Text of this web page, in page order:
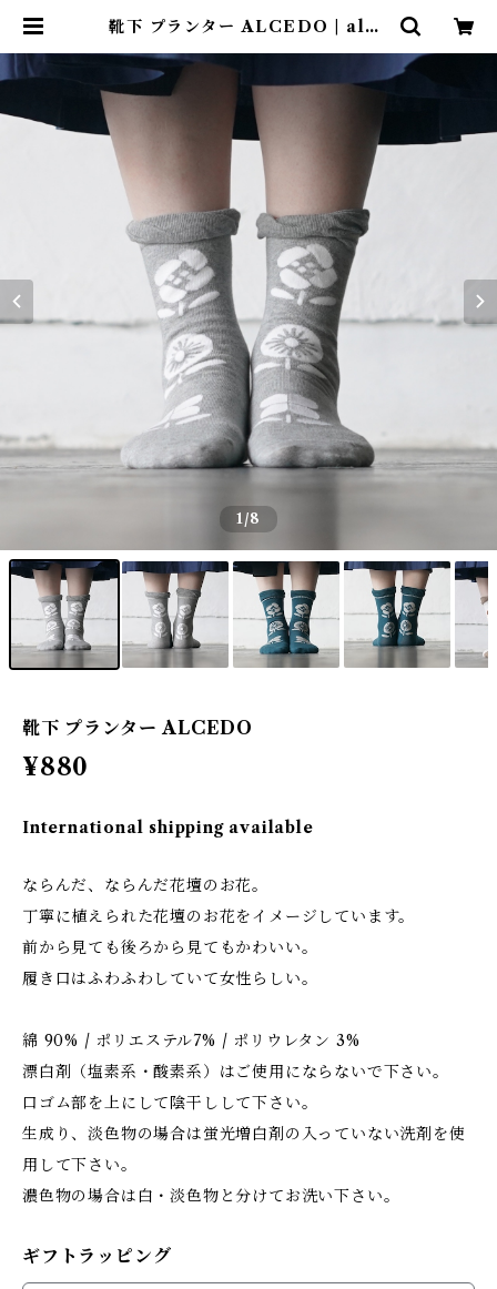
靴下 プランター ALCEDO | alce
1/8
靴下 プランター ALCEDO
¥880
International shipping available
ならんだ、ならんだ花壇のお花。
丁寧に植えられた花壇のお花をイメージしています。
前から見ても後ろから見てもかわいい。
履き口はふわふわしていて女性らしい。
綿 90% / ポリエステル7% / ポリウレタン 3%
漂白剤（塩素系・酸素系）はご使用にならないで下さい。
口ゴム部を上にして陰干しして下さい。
生成り、淡色物の場合は蛍光増白剤の入っていない洗剤を使
用して下さい。
濃色物の場合は白・淡色物と分けてお洗い下さい。
ギフトラッピング